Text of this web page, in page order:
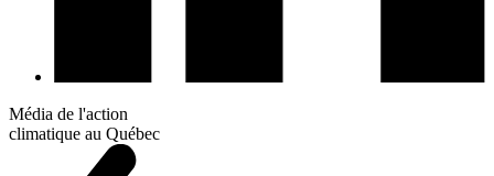
Média de l'action
climatique au Québec